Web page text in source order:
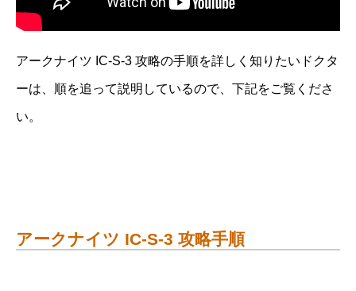
アークナイツ IC-S-3 攻略の手順を詳しく知りたいドクタ
ーは、順を追って説明しているので、下記をご覧くださ
い。
アークナイツ IC-S-3 攻略手順